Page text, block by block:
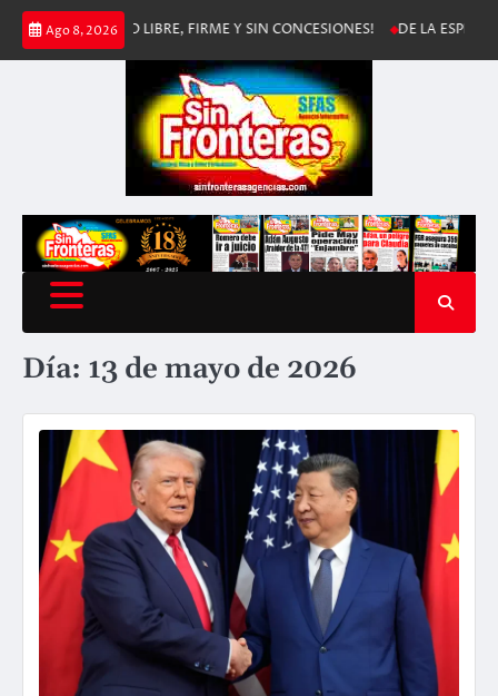
Saltar
contenido
Ago 8, 2026
LIBRE, FIRME Y SIN CONCESIONES! DE LA ESPRIELLA ASUME
Día: 13 de mayo de 2026